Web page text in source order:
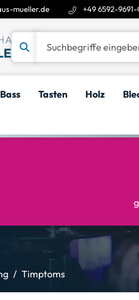
mueller.de +49 6592-
Tasten Holz
Timptoms